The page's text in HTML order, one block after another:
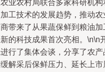
业农村局联合多家科研机
工技术的发展趋势，推动
带来了从果蔬保鲜到粮油
的科技成果首次亮相。\n\n
行了集体会谈，分享了农
解采后保鲜压力、延长上